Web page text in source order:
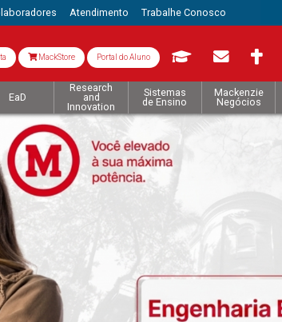
Atendimento Trabalhe Conosco
MackStore Portal do Aluno
EaD
Research
and
Innovation
Sistemas
de Ensino
Mackenzie
Negócios